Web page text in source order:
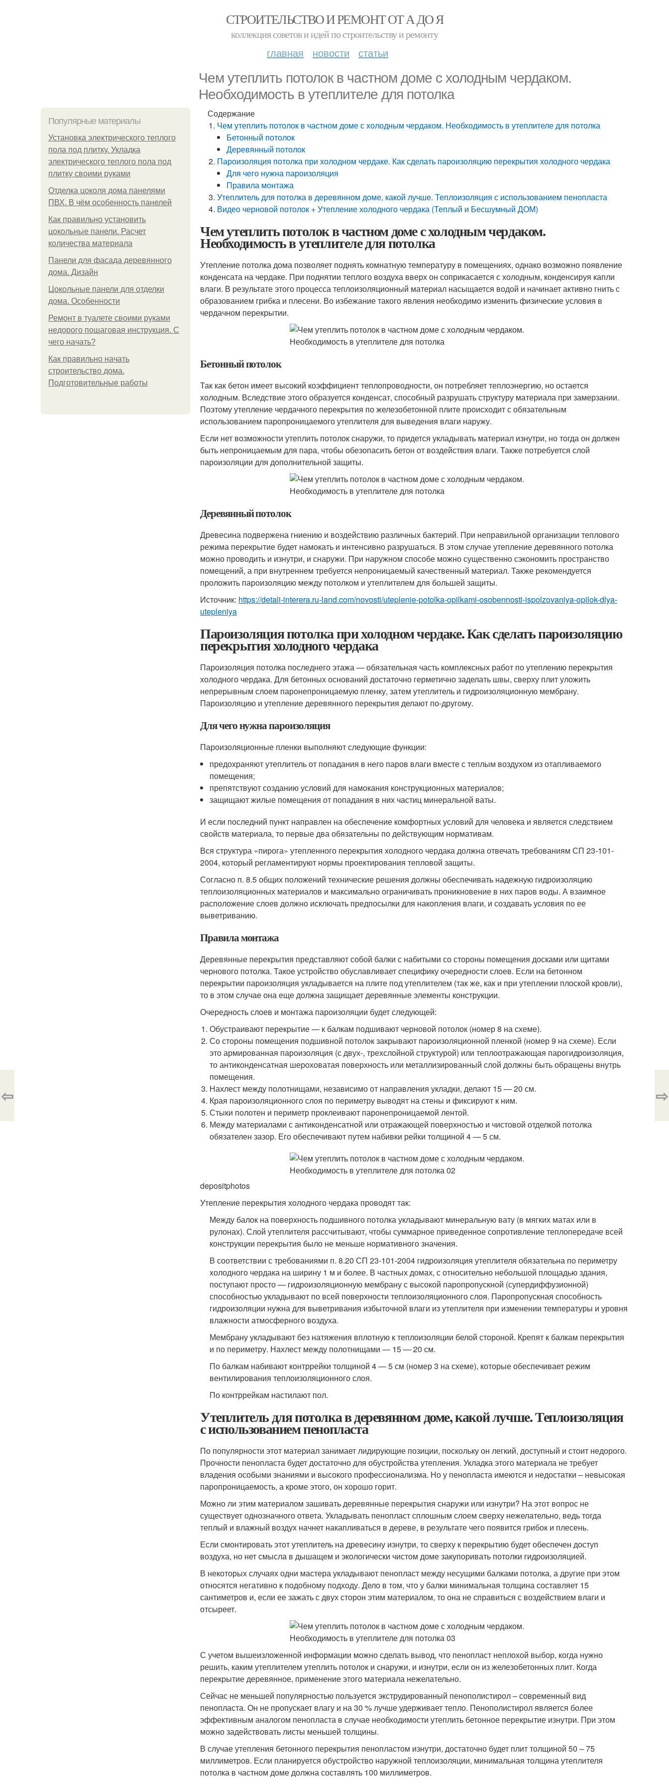
СТРОИТЕЛЬСТВО И РЕМОНТ ОТ А ДО Я
коллекция советов и идей по строительству и ремонту
главная новости статьи
Чем утеплить потолок в частном доме с холодным чердаком.
Необходимость в утеплителе для потолка
Популярные материалы
Установка электрического теплого
пола под плитку. Укладка
электрического теплого пола под
плитку своими руками
Отделка цоколя дома панелями
ПВХ. В чём особенность панелей
Как правильно установить
цокольные панели. Расчет
количества материала
Панели для фасада деревянного
дома. Дизайн
Цокольные панели для отделки
дома. Особенности
Ремонт в туалете своими руками
недорого пошаговая инструкция. С
чего начать?
Как правильно начать
строительство дома.
Подготовительные работы
Содержание
Чем утеплить потолок в частном доме с холодным чердаком. Необходимость в утеплителе для потолка
Бетонный потолок
Деревянный потолок
Пароизоляция потолка при холодном чердаке. Как сделать пароизоляцию перекрытия холодного чердака
Для чего нужна пароизоляция
Правила монтажа
Утеплитель для потолка в деревянном доме, какой лучше. Теплоизоляция с использованием пенопласта
Видео черновой потолок + Утепление холодного чердака (Теплый и Бесшумный ДОМ)
Чем утеплить потолок в частном доме с холодным чердаком.
Необходимость в утеплителе для потолка
Утепление потолка дома позволяет поднять комнатную температуру в помещениях, однако возможно появление
конденсата на чердаке. При поднятии теплого воздуха вверх он соприкасается с холодным, конденсируя капли
влаги. В результате этого процесса теплоизоляционный материал насыщается водой и начинает активно гнить с
образованием грибка и плесени. Во избежание такого явления необходимо изменить физические условия в
чердачном перекрытии.
Бетонный потолок
Так как бетон имеет высокий коэффициент теплопроводности, он потребляет теплоэнергию, но остается
холодным. Вследствие этого образуется конденсат, способный разрушать структуру материала при замерзании.
Поэтому утепление чердачного перекрытия по железобетонной плите происходит с обязательным
использованием паропроницаемого утеплителя для выведения влаги наружу.
Если нет возможности утеплить потолок снаружи, то придется укладывать материал изнутри, но тогда он должен
быть непроницаемым для пара, чтобы обезопасить бетон от воздействия влаги. Также потребуется слой
пароизоляции для дополнительной защиты.
Деревянный потолок
Древесина подвержена гниению и воздействию различных бактерий. При неправильной организации теплового
режима перекрытие будет намокать и интенсивно разрушаться. В этом случае утепление деревянного потолка
можно проводить и изнутри, и снаружи. При наружном способе можно существенно сэкономить пространство
помещений, а при внутреннем требуется непроницаемый качественный материал. Также рекомендуется
проложить пароизоляцию между потолком и утеплителем для большей защиты.
Источник: https://detali-interera.ru-land.com/novosti/uteplenie-potolka-opilkami-osobennosti-ispolzovaniya-opilok-dlya-
utepleniya
Пароизоляция потолка при холодном чердаке. Как сделать пароизоляцию
перекрытия холодного чердака
Пароизоляция потолка последнего этажа — обязательная часть комплексных работ по утеплению перекрытия
холодного чердака. Для бетонных оснований достаточно герметично заделать швы, сверху плит уложить
непрерывным слоем паронепроницаемую пленку, затем утеплитель и гидроизоляционную мембрану.
Пароизоляцию и утепление деревянного перекрытия делают по-другому.
Для чего нужна пароизоляция
Пароизоляционные пленки выполняют следующие функции:
предохраняют утеплитель от попадания в него паров влаги вместе с теплым воздухом из отапливаемого
помещения;
препятствуют созданию условий для намокания конструкционных материалов;
защищают жилые помещения от попадания в них частиц минеральной ваты.
И если последний пункт направлен на обеспечение комфортных условий для человека и является следствием
свойств материала, то первые два обязательны по действующим нормативам.
Вся структура «пирога» утепленного перекрытия холодного чердака должна отвечать требованиям СП 23-101-
2004, который регламентируют нормы проектирования тепловой защиты.
Согласно п. 8.5 общих положений технические решения должны обеспечивать надежную гидроизоляцию
теплоизоляционных материалов и максимально ограничивать проникновение в них паров воды. А взаимное
расположение слоев должно исключать предпосылки для накопления влаги, и создавать условия по ее
выветриванию.
Правила монтажа
Деревянные перекрытия представляют собой балки с набитыми со стороны помещения досками или щитами
чернового потолка. Такое устройство обуславливает специфику очередности слоев. Если на бетонном
перекрытии пароизоляция укладывается на плите под утеплителем (так же, как и при утеплении плоской кровли),
то в этом случае она еще должна защищает деревянные элементы конструкции.
Очередность слоев и монтажа пароизоляции будет следующей:
Обустраивают перекрытие — к балкам подшивают черновой потолок (номер 8 на схеме).
Со стороны помещения подшивной потолок закрывают пароизоляционной пленкой (номер 9 на схеме). Если
это армированная пароизоляция (с двух-, трехслойной структурой) или теплоотражающая парогидроизоляция,
то антиконденсатная шероховатая поверхность или металлизированный слой должны быть обращены внутрь
помещения.
Нахлест между полотнищами, независимо от направления укладки, делают 15 — 20 см.
Края пароизоляционного слоя по периметру выводят на стены и фиксируют к ним.
Стыки полотен и периметр проклеивают паронепроницаемой лентой.
Между материалами с антиконденсатной или отражающей поверхностью и чистовой отделкой потолка
обязателен зазор. Его обеспечивают путем набивки рейки толщиной 4 — 5 см.
depositphotos
Утепление перекрытия холодного чердака проводят так:
Между балок на поверхность подшивного потолка укладывают минеральную вату (в мягких матах или в
рулонах). Слой утеплителя рассчитывают, чтобы суммарное приведенное сопротивление теплопередаче всей
конструкции перекрытия было не меньше нормативного значения.
В соответствии с требованиями п. 8.20 СП 23-101-2004 гидроизоляция утеплителя обязательна по периметру
холодного чердака на ширину 1 м и более. В частных домах, с относительно небольшой площадью здания,
поступают просто — гидроизоляционную мембрану с высокой паропропускной (супердиффузионной)
способностью укладывают по всей поверхности теплоизоляционного слоя. Паропропускная способность
гидроизоляции нужна для выветривания избыточной влаги из утеплителя при изменении температуры и уровня
влажности атмосферного воздуха.
Мембрану укладывают без натяжения вплотную к теплоизоляции белой стороной. Крепят к балкам перекрытия
и по периметру. Нахлест между полотнищами — 15 — 20 см.
По балкам набивают контррейки толщиной 4 — 5 см (номер 3 на схеме), которые обеспечивает режим
вентилирования теплоизоляционного слоя.
По контррейкам настилают пол.
Утеплитель для потолка в деревянном доме, какой лучше. Теплоизоляция
с использованием пенопласта
По популярности этот материал занимает лидирующие позиции, поскольку он легкий, доступный и стоит недорого.
Прочности пенопласта будет достаточно для обустройства утепления. Укладка этого материала не требует
владения особыми знаниями и высокого профессионализма. Но у пенопласта имеются и недостатки – невысокая
паропроницаемость, а кроме этого, он хорошо горит.
Можно ли этим материалом зашивать деревянные перекрытия снаружи или изнутри? На этот вопрос не
существует однозначного ответа. Укладывать пенопласт сплошным слоем сверху нежелательно, ведь тогда
теплый и влажный воздух начнет накапливаться в дереве, в результате чего появится грибок и плесень.
Если смонтировать этот утеплитель на древесину изнутри, то сверху к перекрытию будет обеспечен доступ
воздуха, но нет смысла в дышащем и экологически чистом доме закупоривать потолки гидроизоляцией.
В некоторых случаях одни мастера укладывают пенопласт между несущими балками потолка, а другие при этом
относятся негативно к подобному подходу. Дело в том, что у балки минимальная толщина составляет 15
сантиметров и, если ее зажать с двух сторон этим материалом, то она не справиться с воздействием влаги и
отсыреет.
С учетом вышеизложенной информации можно сделать вывод, что пенопласт неплохой выбор, когда нужно
решить, каким утеплителем утеплить потолок и снаружи, и изнутри, если он из железобетонных плит. Когда
перекрытие деревянное, применение этого материала нежелательно.
Сейчас не меньшей популярностью пользуется экструдированный пенополистирол – современный вид
пенопласта. Он не пропускает влагу и на 30 % лучше удерживает тепло. Пенополистирол является более
эффективным аналогом пенопласта в случае необходимости утеплить бетонное перекрытие изнутри. При этом
можно задействовать листы меньшей толщины.
В случае утепления бетонного перекрытия пенопластом изнутри, достаточно будет плит толщиной 50 – 75
миллиметров. Если планируется обустройство наружной теплоизоляции, минимальная толщина утеплителя
потолка в частном доме должна составлять 100 миллиметров.
⇦ ⇨